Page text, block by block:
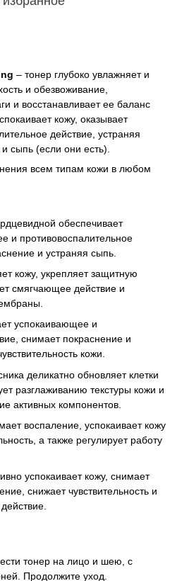
– тонер глубоко увлажняет и
и обезвоживание,
и восстанавливает ее баланс
кожу, оказывает
действие, устраняя
сыпь (если они есть).
всем типам кожи в любом
обеспечивает
и противовоспалительное
и устраняя сыпь.
кожу, укрепляет защитную
смягчающее действие и
успокаивающее и
снимает покраснение и
кожи.
деликатно обновляет клетки
разглаживанию текстуры кожи и
активных компонентов.
воспаление, успокаивает кожу
а также регулирует работу
успокаивает кожу, снимает
снижает чувствительность и
тонер на лицо и шею, с
Продолжите уход.